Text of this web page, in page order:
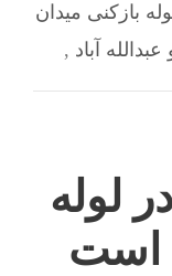
بازکنی میدان
آباد ,
لوله
است